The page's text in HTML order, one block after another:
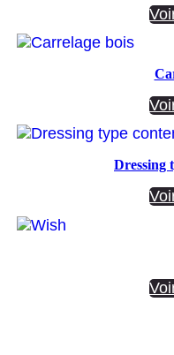
Dressing